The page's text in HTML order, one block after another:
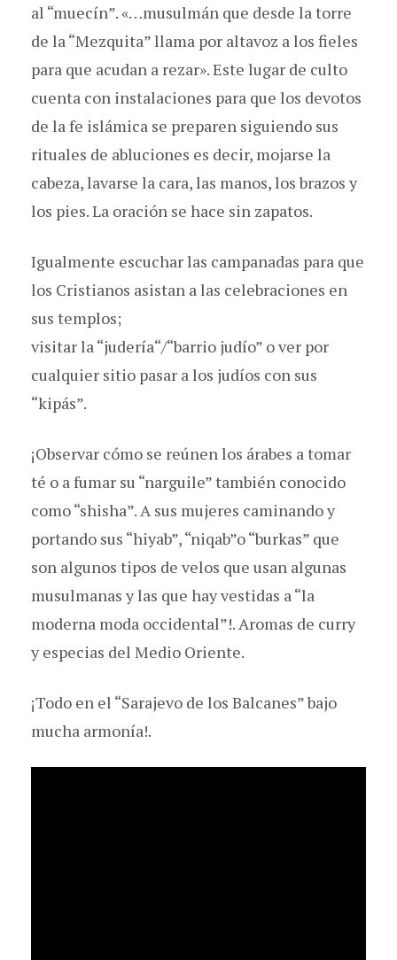
al “muecín”. «…musulmán que desde la torre
de la “Mezquita” llama por altavoz a los fieles
para que acudan a rezar». Este lugar de culto
cuenta con instalaciones para que los devotos
de la fe islámica se preparen siguiendo sus
rituales de abluciones es decir, mojarse la
cabeza, lavarse la cara, las manos, los brazos y
los pies. La oración se hace sin zapatos.
Igualmente escuchar las campanadas para que
los Cristianos asistan a las celebraciones en
sus templos;
visitar la “judería“/“barrio judío” o ver por
cualquier sitio pasar a los judíos con sus
“kipás”.
¡Observar cómo se reúnen los árabes a tomar
té o a fumar su “narguile” también conocido
como “shisha”. A sus mujeres caminando y
portando sus “hiyab”, “niqab”o “burkas” que
son algunos tipos de velos que usan algunas
musulmanas y las que hay vestidas a “la
moderna moda occidental”!. Aromas de curry
y especias del Medio Oriente.
¡Todo en el “Sarajevo de los Balcanes” bajo
mucha armonía!.